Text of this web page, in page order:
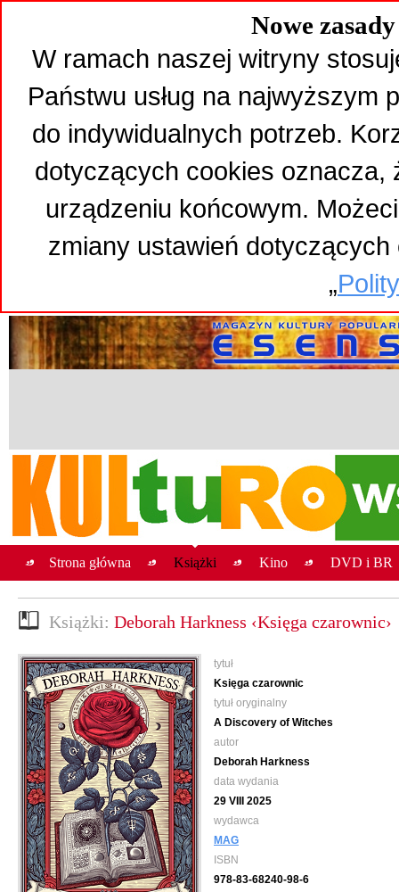
Nowe
W ramach naszej witryny
Państwu usług na najwyższym
do indywidualnych potrzeb.
dotyczących cookies oznacza,
urządzeniu końcowym.
zmiany ustawień
„
Strona główna Książki Kino DVD i BR
Książki: Deborah Harkness ‹Księga czarownic›
tytuł
Księga czarownic
tytuł oryginalny
A Discovery of Witches
autor
Deborah Harkness
data wydania
29 VIII 2025
wydawca
MAG
ISBN
978-83-68240-98-6